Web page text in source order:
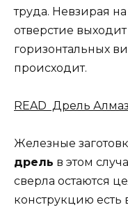
труда. Невзирая
отверстие
горизонтальных
происходит.
READ Дрель
Железные
дрель в этом
сверла остаются
конструкцию есть